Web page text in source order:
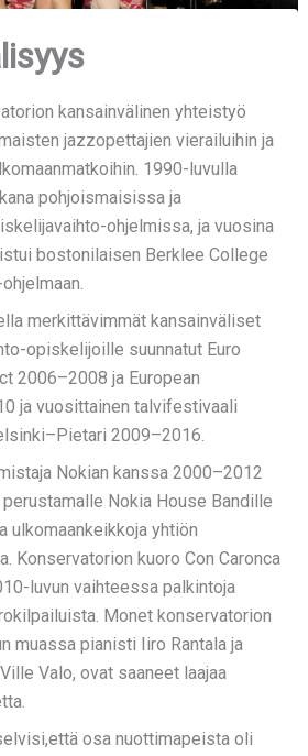
kansainvälinen yhteistyö
jazzopettajien vierailuihin ja
1990-luvulla
pohjoismaisissa ja
ohjelmissa, ja vuosina
bostonilaisen Berklee College
merkittävimmät kansainväliset
opiskelijoille suunnatut Euro
2006–2008 ja European
ja vuosittainen talvifestivaali
2009–2016.
Nokian kanssa 2000–2012
Nokia House Bandille
ulkomaankeikkoja yhtiön
Konservatorion kuoro Con Caronca
luvun vaihteessa palkintoja
Monet konservatorion
muassa pianisti Iiro Rantala ja
Valo, ovat saaneet laajaa
osa nuottimapeista oli